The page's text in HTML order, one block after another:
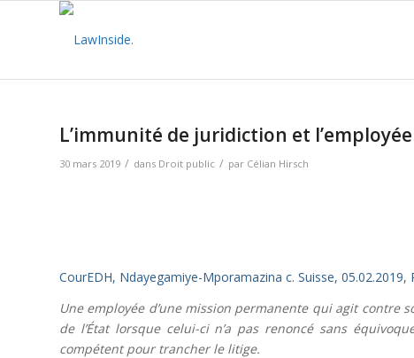
L’immunité de juridiction et
30 mars 2019 / dans Droit public / par Célian Hirsch
CourEDH, Ndayegamiye-Mporamazina c. Suisse, 05.02.2019,
Une employée d’une mission permanente qui agit contre
de l’État lorsque celui-ci n’a pas renoncé sans
compétent pour trancher le litige.